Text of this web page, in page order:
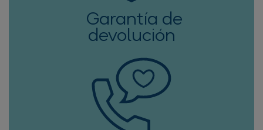
Garantía de
devolución